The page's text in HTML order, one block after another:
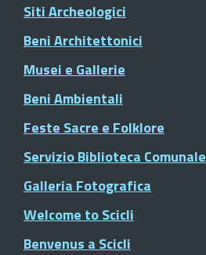
Siti Archeologici
Beni Architettonici
Musei e Gallerie
Beni Ambientali
Feste Sacre e Folklore
Servizio Biblioteca Comunale
Galleria Fotografica
Welcome to Scicli
Benvenus a Scicli